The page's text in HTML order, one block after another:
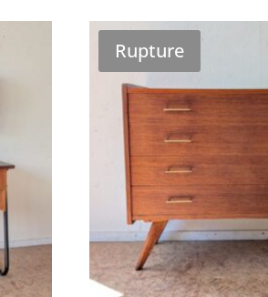
Rupture